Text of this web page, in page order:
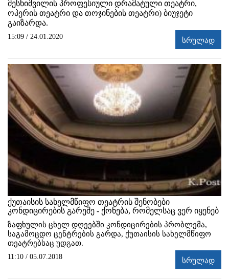
მესხიშვილის პროფესიული დრამატული თეატრი,
ოპერის თეატრი და თოჯინების თეატრი) ბიუჯეტი
გაიზარდა.
15:09 / 24.01.2020 სრულად
ქუთაისის სახელმწიფო თეატრის შენობები
კონდიცირების გარეშე - ქონება, რომელსაც ვერ იყენებ
ზაფხულის ცხელ დღეებში კონდიცირების პრობლემა,
საგამოცდო ცენტრების გარდა, ქუთაისის სახელმწიფო
თეატრებსაც უდგათ.
11:10 / 05.07.2018 სრულად